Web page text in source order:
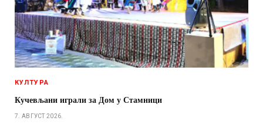
КУЛТУРА
Кучевљани играли за Дом у Стамници
7. АВГУСТ 2026.